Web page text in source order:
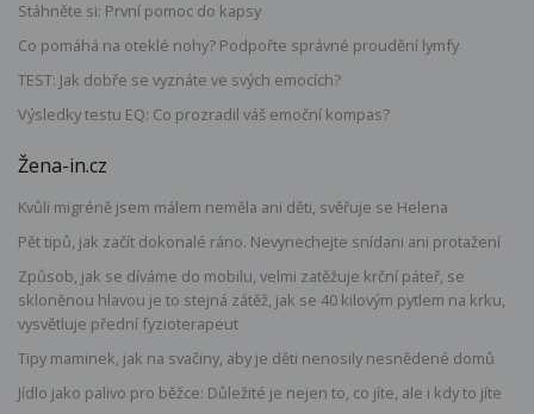
Stáhněte si: První pomoc do kapsy
Co pomáhá na oteklé nohy? Podpořte správné proudění lymfy
TEST: Jak dobře se vyznáte ve svých emocích?
Výsledky testu EQ: Co prozradil váš emoční kompas?
Žena-in.cz
Kvůli migréně jsem málem neměla ani děti, svěřuje se Helena
Pět tipů, jak začít dokonalé ráno. Nevynechejte snídani ani protažení
Způsob, jak se díváme do mobilu, velmi zatěžuje krční páteř, se
skloněnou hlavou je to stejná zátěž, jak se 40 kilovým pytlem na krku,
vysvětluje přední fyzioterapeut
Tipy maminek, jak na svačiny, aby je děti nenosily nesnědené domů
Jídlo jako palivo pro běžce: Důležité je nejen to, co jíte, ale i kdy to jíte